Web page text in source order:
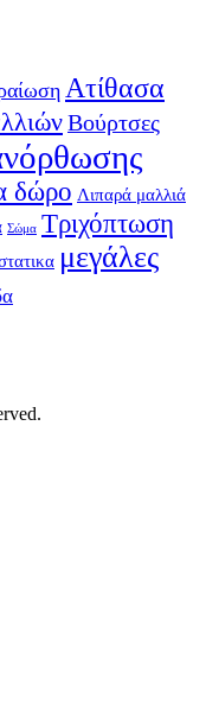
Ατίθασα
Βούρτσες
δώρο Λιπαρά μαλλιά
Σώμα Τριχόπτωση
μεγάλες